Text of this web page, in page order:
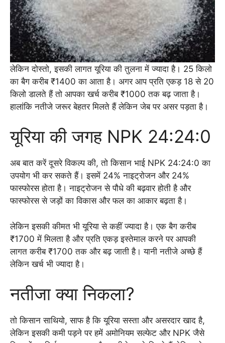
लेकिन दोस्तो, इसकी लागत यूरिया की तुलना में ज्यादा है। 25 किलो
का बैग करीब ₹1400 का आता है। अगर आप प्रति एकड़ 18 से 20
किलो डालते हैं तो आपका खर्च करीब ₹1000 तक बढ़ जाता है।
हालांकि नतीजे जरूर बेहतर मिलते हैं लेकिन जेब पर असर पड़ता है।
यूरिया की जगह NPK 24:24:0
अब बात करें दूसरे विकल्प की, तो किसान भाई NPK 24:24:0 का
उपयोग भी कर सकते हैं। इसमें 24% नाइट्रोजन और 24%
फास्फोरस होता है। नाइट्रोजन से पौधे की बढ़वार होती है और
फास्फोरस से जड़ों का विकास और फल का आकार बढ़ता है।
लेकिन इसकी कीमत भी यूरिया से कहीं ज्यादा है। एक बैग करीब
₹1700 में मिलता है और प्रति एकड़ इस्तेमाल करने पर आपकी
लागत करीब ₹1700 तक और बढ़ जाती है। यानी नतीजे अच्छे हैं
लेकिन खर्च भी ज्यादा है।
नतीजा क्या निकला?
तो किसान साथियो, साफ है कि यूरिया सस्ता और असरदार खाद है,
लेकिन इसकी कमी पड़ने पर हमें अमोनियम सल्फेट और NPK जैसे